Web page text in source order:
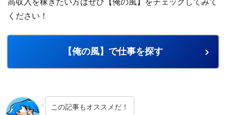
高収入を稼ぎたい方はぜひ【俺の風】をチェックしてみて
ください！
【俺の風】で仕事を探す
この記事もオススメだ！